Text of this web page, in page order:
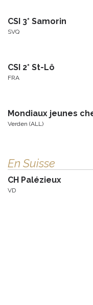
CSI 3* Samorin
SVQ
CSI 2* St-Lô
FRA
Mondiaux jeunes
Verden (ALL)
En Suisse
CH Palézieux
VD